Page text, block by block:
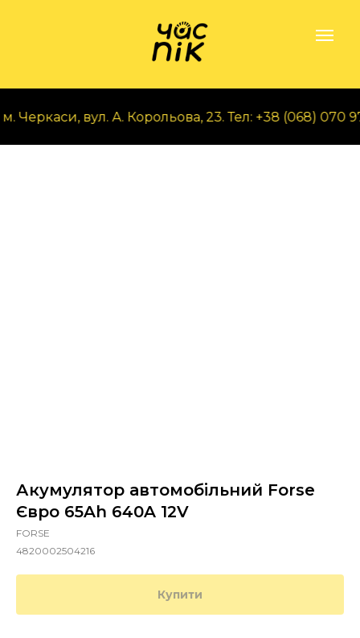
вул. А. Корольова, 23. Тел: +38 (068) 070 97
Акумулятор автомобільний Forse
Євро 65Ah 640A 12V
FORSE
4820002504216
Купити